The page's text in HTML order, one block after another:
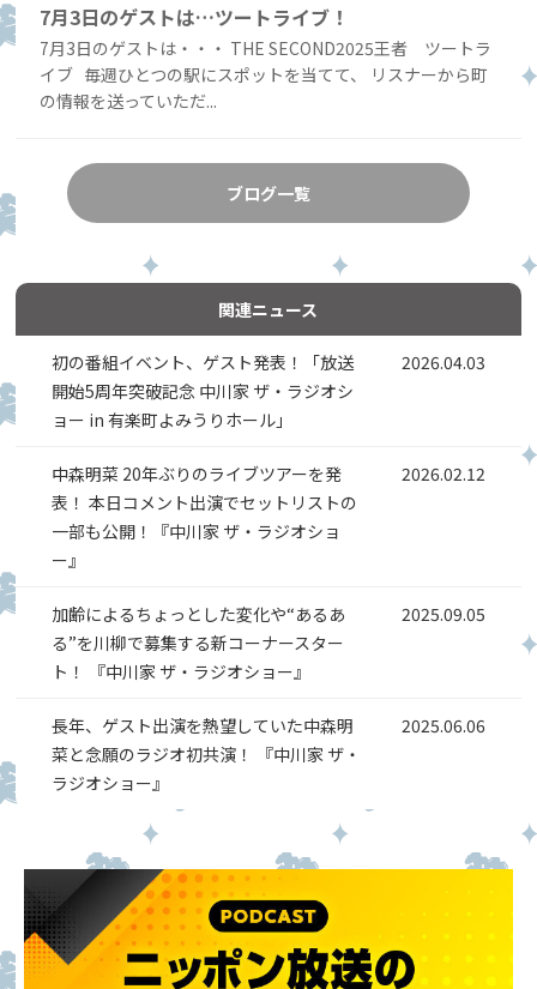
7月3日のゲストは…ツートライブ！
7月3日のゲストは・・・ THE SECOND2025王者 ツートラ
イブ 毎週ひとつの駅にスポットを当てて、 リスナーから町
の情報を送っていただ...
ブログ一覧
関連ニュース
初の番組イベント、ゲスト発表！「放送
開始5周年突破記念 中川家 ザ・ラジオシ
ョー in 有楽町よみうりホール」
2026.04.03
中森明菜 20年ぶりのライブツアーを発
表！ 本日コメント出演でセットリストの
一部も公開！『中川家 ザ・ラジオショ
ー』
2026.02.12
加齢によるちょっとした変化や“あるあ
る”を川柳で募集する新コーナースター
ト！ 『中川家 ザ・ラジオショー』
2025.09.05
長年、ゲスト出演を熱望していた中森明
菜と念願のラジオ初共演！ 『中川家 ザ・
ラジオショー』
2025.06.06